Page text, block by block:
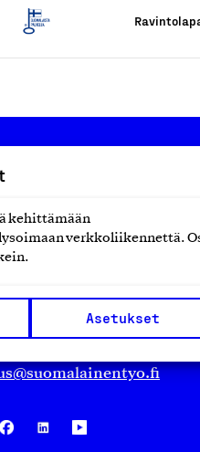
kehittämään
verkkoliikennettä.
Asetukset
työ ry
14,